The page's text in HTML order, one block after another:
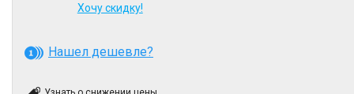
Хочу скидку!
Нашел дешевле?